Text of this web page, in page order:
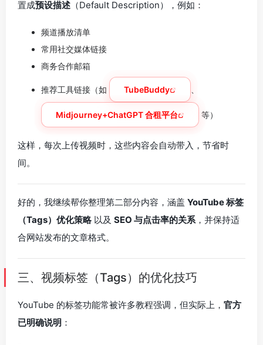
置成预设描述 （Default Description），例如：
频道播放清单
常用社交媒体链接
商务合作邮箱
推荐工具链接（如 TubeBuddy
Midjourney+ChatGPT 合租平台 等）
这样，每次上传视频时，这些内容会自动带入，节省时
间。
好的，我继续帮你整理第二部分内容，涵盖 YouTube 标签
（Tags）优化策略 以及 SEO 与点击率的关系，并保持适
合网站发布的文章格式。
三、视频标签（Tags）的优化技巧
YouTube 的标签功能常被许多教程强调，但实际上， 官方
已明确说明 ：